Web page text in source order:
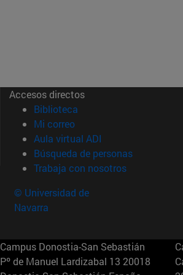
Accesos directos
Biblioteca (abre en nueva
Mi correo(abre en nueva ventana)
Aula virtual ADI (abre en nueva
Búsqueda de personas(abre en
Trabaja con nosotros(abre en
© Universidad de
Navarra
Campus Donostia-San Sebastián
Pº de Manuel Lardizabal 13 20018